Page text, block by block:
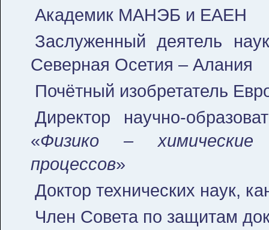
Академик МАНЭБ и ЕАЕН
Заслуженный деятель
Северная Осетия – Алания
Почётный изобретатель
Директор научно-
«Физико – химические
процессов»
Доктор технических наук,
Член Совета по защитам